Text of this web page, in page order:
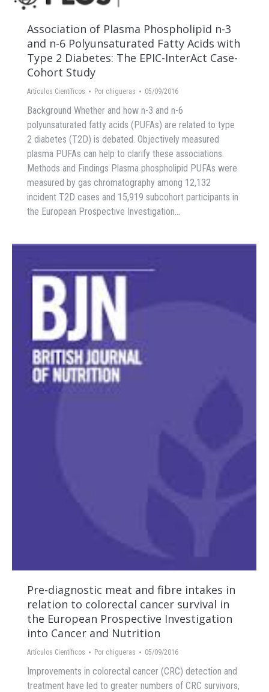
Association of Plasma Phospholipid n-3
and n-6 Polyunsaturated Fatty Acids with
Type 2 Diabetes: The EPIC-InterAct Case-
Cohort Study
Artículos Científicos Por chigueras 05/09/2016
Background Whether and how n-3 and n-6
polyunsaturated fatty acids (PUFAs) are related to type
2 diabetes (T2D) is debated. Objectively measured
plasma PUFAs can help to clarify these associations.
Methods and Findings Plasma phospholipid PUFAs were
measured by gas chromatography among 12,132
incident T2D cases and 15,919 subcohort participants in
the European Prospective Investigation…
Pre-diagnostic meat and fibre intakes in
relation to colorectal cancer survival in
the European Prospective Investigation
into Cancer and Nutrition
Artículos Científicos Por chigueras 05/09/2016
Improvements in colorectal cancer (CRC) detection and
treatment have led to greater numbers of CRC survivors,